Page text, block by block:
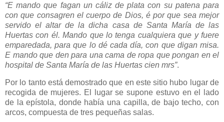
“E mando que fagan un cáliz de plata con su patena para
con que consagren el cuerpo de Dios, é por que sea mejor
servido el altar de la dicha casa de Santa María de las
Huertas con él. Mando que lo tenga cualquiera que y fuere
emparedada, para que lo dé cada día, con que digan misa.
E mando que den para una cama de ropa que pongan en el
hospital de Santa María de las Huertas cien mrs”.
Por lo tanto está demostrado que en este sitio hubo lugar de
recogida de mujeres. El lugar se supone estuvo en el lado
de la epístola, donde había una capilla, de bajo techo, con
arcos, compuesta de tres pequeñas salas.